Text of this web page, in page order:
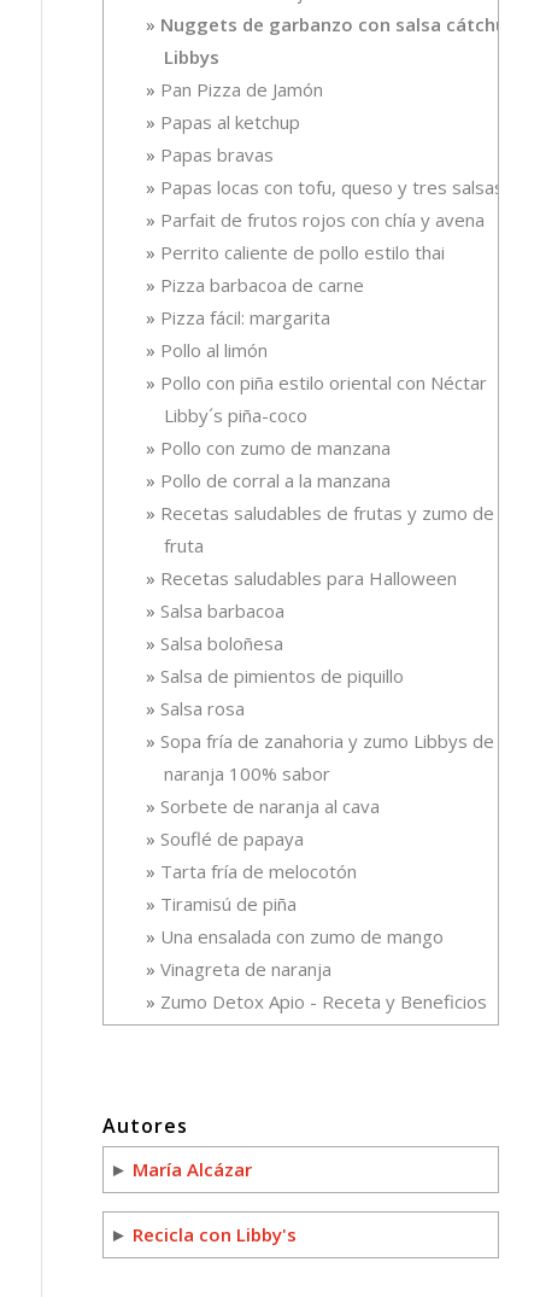
Nuggets de garbanzo con salsa cátchup
Libbys
Pan Pizza de Jamón
Papas al ketchup
Papas bravas
Papas locas con tofu, queso y tres salsas
Parfait de frutos rojos con chía y avena
Perrito caliente de pollo estilo thai
Pizza barbacoa de carne
Pizza fácil: margarita
Pollo al limón
Pollo con piña estilo oriental con Néctar
Libby´s piña-coco
Pollo con zumo de manzana
Pollo de corral a la manzana
Recetas saludables de frutas y zumo de
fruta
Recetas saludables para Halloween
Salsa barbacoa
Salsa boloñesa
Salsa de pimientos de piquillo
Salsa rosa
Sopa fría de zanahoria y zumo Libbys de
naranja 100% sabor
Sorbete de naranja al cava
Souflé de papaya
Tarta fría de melocotón
Tiramisú de piña
Una ensalada con zumo de mango
Vinagreta de naranja
Zumo Detox Apio - Receta y Beneficios
Autores
► María Alcázar
► Recicla con Libby's